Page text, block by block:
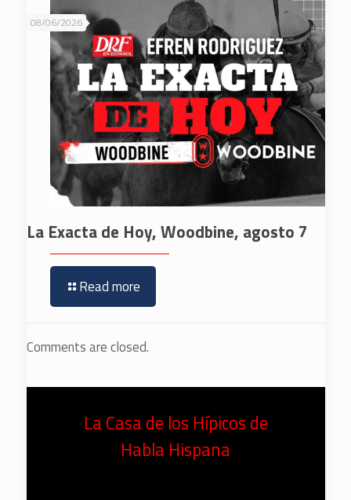
08/06/2026
La Exacta de Hoy, Woodbine, agosto 7
Read more
Comments are closed.
La Casa de los Hípicos de
Habla Hispana